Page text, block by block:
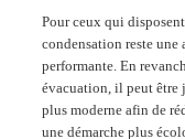
Pour ceux qui
condensation reste
performante. En
évacuation, il peut être
plus moderne afin de
une démarche plus